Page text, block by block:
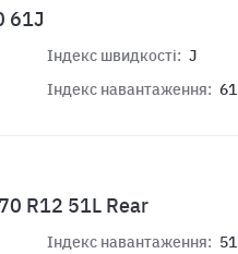
61J
Індекс швидкості: J
Індекс навантаження: 61
R12 51L Rear
Індекс навантаження: 51